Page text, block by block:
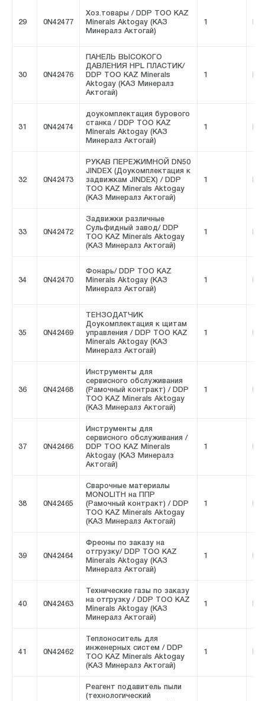
29 0N42477
Хоз.товары / DDP ТОО KAZ
Minerals Aktogay (КАЗ
Минералз Актогай)
1
30 0N42476
ПАНЕЛЬ ВЫСОКОГО
ДАВЛЕНИЯ HPL ПЛАСТИК/
DDP ТОО KAZ Minerals
Aktogay (КАЗ Минералз
Актогай)
1
31 0N42474
доукомплектация бурового
станка / DDP ТОО KAZ
Minerals Aktogay (КАЗ
Минералз Актогай)
1
32 0N42473
РУКАВ ПЕРЕЖИМНОЙ DN50
JINDEX (Доукомплектация к
задвижкам JINDEX) / DDP
ТОО KAZ Minerals Aktogay
(КАЗ Минералз Актогай)
1
33 0N42472
Задвижки различные
Сульфидный завод/ DDP
ТОО KAZ Minerals Aktogay
(КАЗ Минералз Актогай)
1
34 0N42470
Фонарь/ DDP ТОО KAZ
Minerals Aktogay (КАЗ
Минералз Актогай)
1
35 0N42469
ТЕНЗОДАТЧИК
Доукомплектация к щитам
управления / DDP ТОО KAZ
Minerals Aktogay (КАЗ
Минералз Актогай)
1
36 0N42468
Инструменты для
сервисного обслуживания
(Рамочный контракт) / DDP
ТОО KAZ Minerals Aktogay
(КАЗ Минералз Актогай)
1
37 0N42466
Инструменты для
сервисного обслуживания /
DDP ТОО KAZ Minerals
Aktogay (КАЗ Минералз
Актогай)
1
38 0N42465
Сварочные материалы
MONOLITH на ППР
(Рамочный контракт) / DDP
ТОО KAZ Minerals Aktogay
(КАЗ Минералз Актогай)
1
39 0N42464
Фреоны по заказу на
отгрузку/ DDP ТОО KAZ
Minerals Aktogay (КАЗ
Минералз Актогай)
1
40 0N42463
Технические газы по заказу
на отгрузку / DDP ТОО KAZ
Minerals Aktogay (КАЗ
Минералз Актогай)
1
41 0N42462
Теплоноситель для
инженерных систем / DDP
ТОО KAZ Minerals Aktogay
(КАЗ Минералз Актогай)
1
Реагент подавитель пыли
(технологический